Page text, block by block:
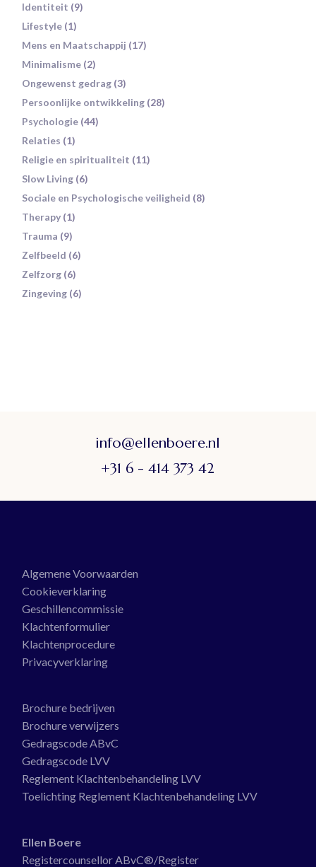
Identiteit (9)
Lifestyle (1)
Mens en Maatschappij (17)
Minimalisme (2)
Ongewenst gedrag (3)
Persoonlijke ontwikkeling (28)
Psychologie (44)
Relaties (1)
Religie en spiritualiteit (11)
Slow Living (6)
Sociale en Psychologische veiligheid (8)
Therapy (1)
Trauma (9)
Zelfbeeld (6)
Zelfzorg (6)
Zingeving (6)
info@ellenboere.nl
+31 6 - 414 373 42
Algemene Voorwaarden
Cookieverklaring
Geschillencommissie
Klachtenformulier
Klachtenprocedure
Privacyverklaring
Brochure bedrijven
Brochure verwijzers
Gedragscode ABvC
Gedragscode LVV
Reglement Klachtenbehandeling LVV
Toelichting Reglement Klachtenbehandeling LVV
Ellen Boere
Registercounsellor ABvC®/Register